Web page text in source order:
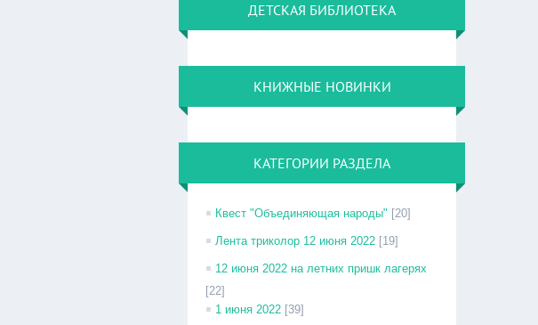
ДЕТСКАЯ БИБЛИОТЕКА
КНИЖНЫЕ НОВИНКИ
КАТЕГОРИИ РАЗДЕЛА
Квест "Объединяющая народы" [20]
Лента триколор 12 июня 2022 [19]
12 июня 2022 на летних пришк лагерях
[22]
1 июня 2022 [39]